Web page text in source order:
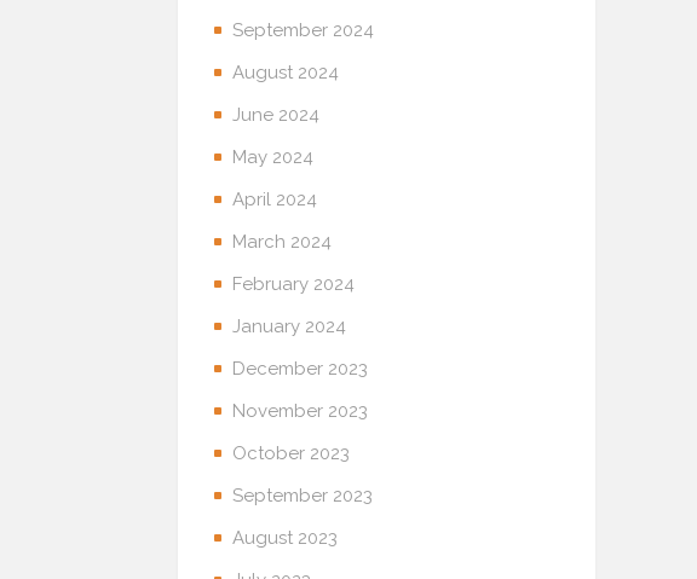
September 2024
August 2024
June 2024
May 2024
April 2024
March 2024
February 2024
January 2024
December 2023
November 2023
October 2023
September 2023
August 2023